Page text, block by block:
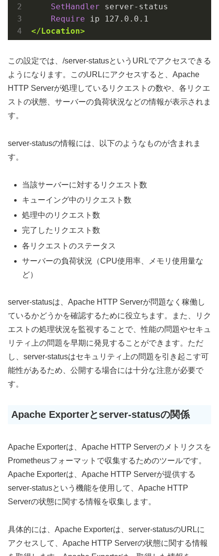
SetHandler server-status
Require
</Location>
この設定では、/server-statusというURLでアクセスできる
ようになります。このURLにアクセスすると、Apache
HTTP Serverが処理しているリクエストの数や、各リクエ
ストの状態、サーバーの負荷状況などの情報が表示されま
す。
server-statusの情報には、以下のようなものが含まれま
す。
当該サーバーに対するリクエスト数
キューイング中のリクエスト数
処理中のリクエスト数
完了したリクエスト数
各リクエストのステータス
サーバーの負荷状況（CPU使用率、メモリ使用量な
ど）
server-statusは、Apache HTTP Serverが問題なく稼働し
ているかどうかを確認するために役立ちます。また、リク
エストの処理状況を監視することで、性能の問題やセキュ
リティ上の問題を早期に発見することができます。ただ
し、server-statusはセキュリティ上の問題を引き起こす可
能性があるため、公開する場合には十分な注意が必要で
す。
Apache Exporterとserver-statusの関係
Apache Exporterは、Apache HTTP Serverのメトリクスを
Prometheusフォーマットで収集するためのツールです。
Apache Exporterは、Apache HTTP Serverが提供する
server-statusという機能を使用して、Apache HTTP
Serverの状態に関する情報を収集します。
具体的には、Apache Exporterは、server-statusのURLに
アクセスして、Apache HTTP Serverの状態に関する情報